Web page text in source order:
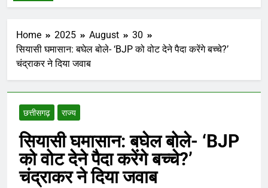
Home 2025 August
30
सियासी घमासान: बघेल बोले- ‘BJP को वोट देने पैदा करेंगे बच्चे?’
चंद्राकर ने दिया जवाब
छत्तीसगढ़ राज्य
सियासी घमासान: बघेल बोले- ‘BJP
को वोट देने पैदा करेंगे बच्चे?’
चंद्राकर ने दिया जवाब